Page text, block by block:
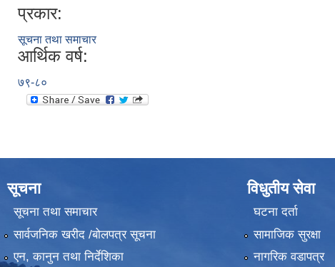
प्रकार:
सूचना तथा समाचार
आर्थिक वर्ष:
७९-८०
सूचना
सूचना तथा समाचार
सार्वजनिक खरीद /बोलपत्र सूचना
एन, कानुन तथा निर्देशिका
विधुतीय सेवा
घटना दर्ता
सामाजिक सुरक्षा
नागरिक वडापत्र